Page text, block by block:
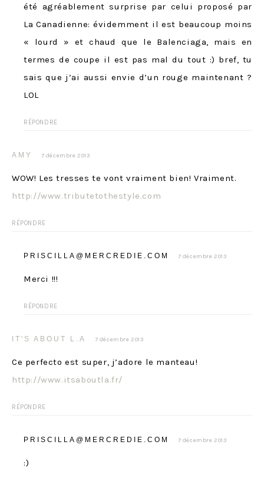
été agréablement surprise par celui proposé par
La Canadienne: évidemment il est beaucoup moins
« lourd » et chaud que le Balenciaga, mais en
termes de coupe il est pas mal du tout :) bref, tu
sais que j’ai aussi envie d’un rouge maintenant ?
LOL
RÉPONDRE
AMY 7 décembre 2013
WOW! Les tresses te vont vraiment bien! Vraiment.
http://www.tributetothestyle.com
RÉPONDRE
PRISCILLA@MERCREDIE.COM 7 décembre 2013
Merci !!!
RÉPONDRE
IT'S ABOUT L.A 7 décembre 2013
Ce perfecto est super, j’adore le manteau!
http://www.itsaboutla.fr/
RÉPONDRE
PRISCILLA@MERCREDIE.COM 7 décembre 2013
:)